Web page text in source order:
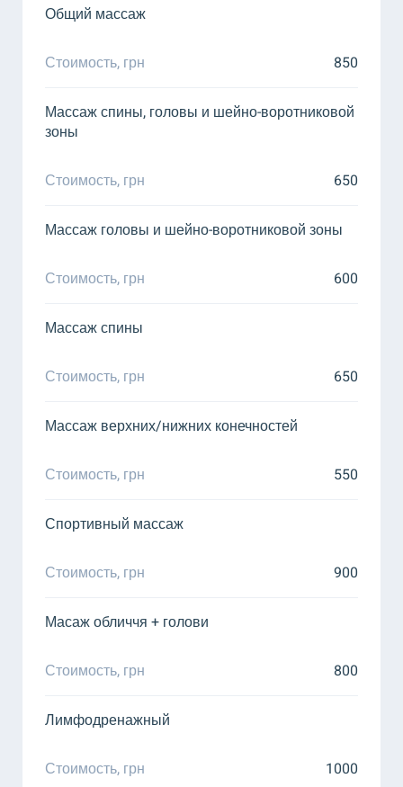
Общий массаж
Стоимость, грн 850
Массаж спины, головы и шейно-воротниковой
зоны
Стоимость, грн 650
Массаж головы и шейно-воротниковой зоны
Стоимость, грн 600
Массаж спины
Стоимость, грн 650
Массаж верхних/нижних конечностей
Стоимость, грн 550
Спортивный массаж
Стоимость, грн 900
Масаж обличчя + голови
Стоимость, грн 800
Лимфодренажный
Стоимость, грн 1000